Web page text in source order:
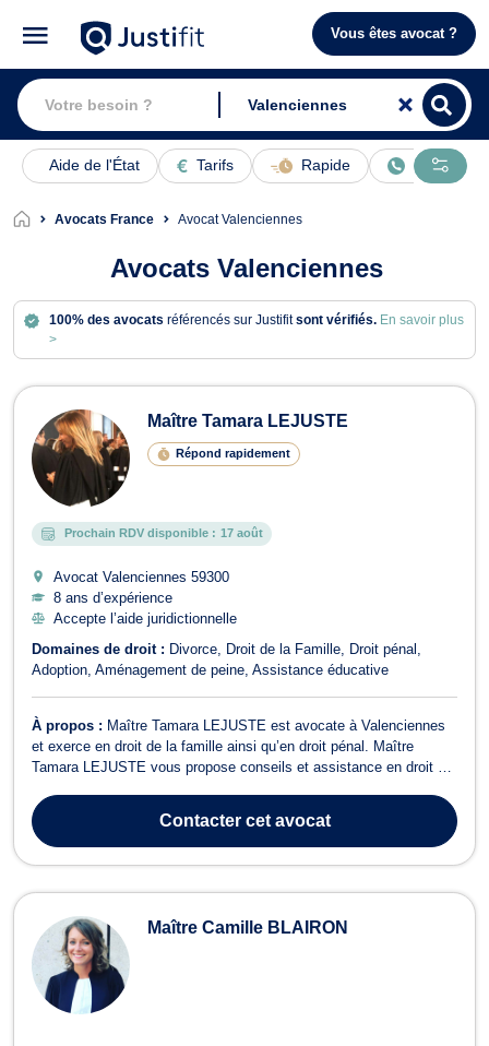
Vous êtes avocat ?
Aide de l'État Tarifs Rapide En ligne
Avocats France Avocat Valenciennes
Avocats Valenciennes
100% des avocats référencés sur Justifitsont vérifiés. En savoir plus
>
Avocats à Valenciennes
Maître Tamara LEJUSTE
Répond rapidement
Prochain RDV disponible : 17 août
Avocat Valenciennes 59300
8 ans d’expérience
Accepte l’aide juridictionnelle
Domaines de droit : Divorce Droit de la Famille
Droit pénal
Adoption Aménagement de peine Assistance éducative
À propos : Maître Tamara LEJUSTE est avocate à Valenciennes
et exerce en droit de la famille ainsi qu’en droit pénal. Maître
Tamara LEJUSTE vous propose conseils et assistance en droit de
divorces ou à la séparation. De même, cette avocate prend en
charge votre dossier si ce...
Contactercet avocat
Maître Camille BLAIRON